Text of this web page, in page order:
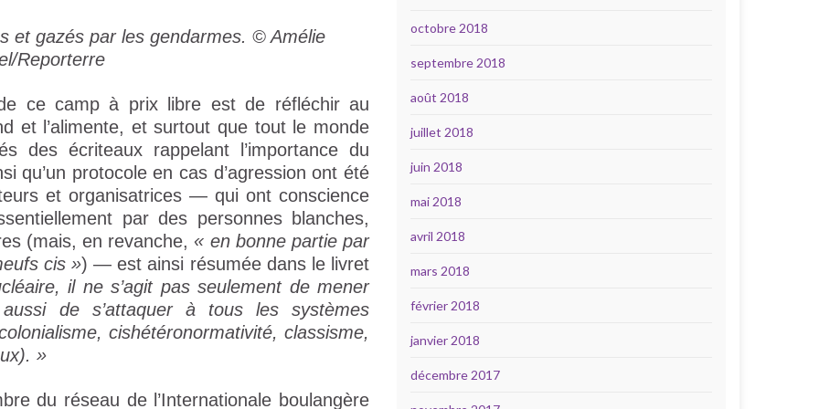
et gazés par les gendarmes. © Amélie
Reporterre
de ce camp à prix libre est de réfléchir au
et l’alimente, et surtout que tout le monde
des écriteaux rappelant l’importance du
qu’un protocole en cas d’agression ont été
et organisatrices — qui ont conscience
par des personnes blanches,
(mais, en revanche, « en bonne partie par
cis ») — est ainsi résumée dans le livret
il ne s’agit pas seulement de mener
de s’attaquer à tous les systèmes
cishétéronormativité, classisme,
»
du réseau de l’Internationale boulangère
octobre 2018
septembre 2018
août 2018
juillet 2018
juin 2018
mai 2018
avril 2018
mars 2018
février 2018
janvier 2018
décembre 2017